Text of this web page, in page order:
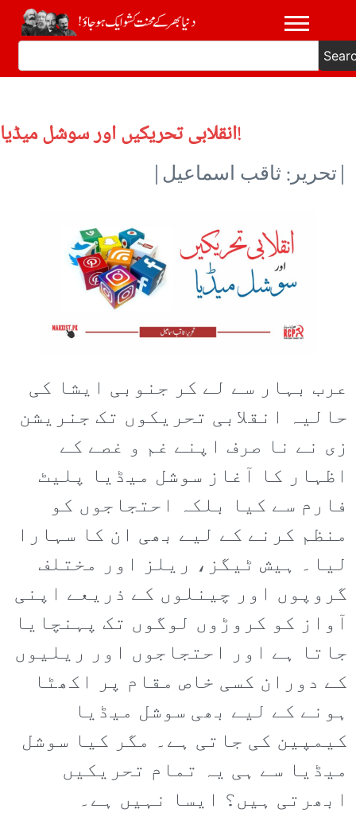
انقلابی تحریکیں اور سوشل میڈیا!
|تحریر: ثاقب اسماعیل|
عرب بہار سے لے کر جنوبی ایشا کی
حالیہ انقلابی تحریکوں تک جنریشن
زی نے نا صرف اپنے غم و غصے کے
اظہار کا آغاز سوشل میڈیا پلیٹ
فارم سے کیا بلکہ احتجاجوں کو
منظم کرنے کے لیے بھی ان کا سہارا
لیا۔ ہیش ٹیگز، ریلز اور مختلف
گروپوں اور چینلوں کے ذریعے اپنی
آواز کو کروڑوں لوگوں تک پہنچایا
جاتا ہے اور احتجاجوں اور ریلیوں
کے دوران کسی خاص مقام پر اکھٹا
ہونے کے لیے بھی سوشل میڈیا
کیمپین کی جاتی ہے۔ مگر کیا سوشل
میڈیا سے ہی یہ تمام تحریکیں
ابھرتی ہیں؟ ایسا نہیں ہے۔